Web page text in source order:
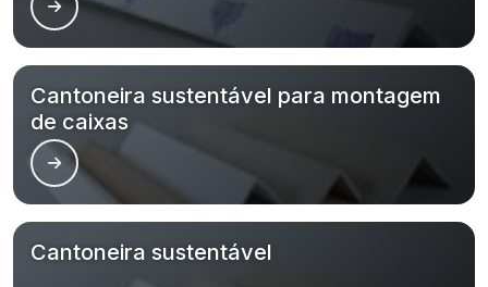
Cantoneira sustentável para montagem
de caixas
Cantoneira sustentável